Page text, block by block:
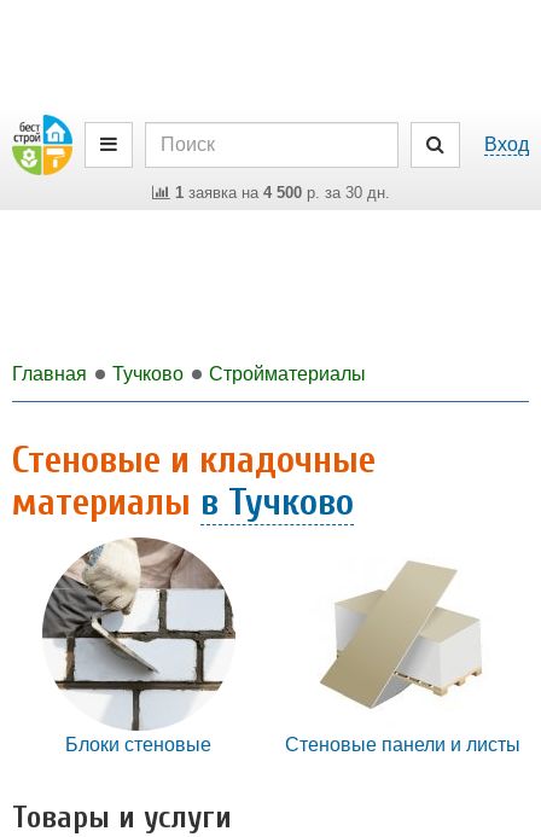
Вход
1заявка на 4 500р. за 30 дн.
Главная Тучково Стройматериалы
Стеновые и кладочные
материалы в Тучково
Блоки стеновые Стеновые панели и листы
Товары и услуги